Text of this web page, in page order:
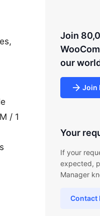
/ 1
Join
our
Join
Your
If your
expected,
Manager
Contact